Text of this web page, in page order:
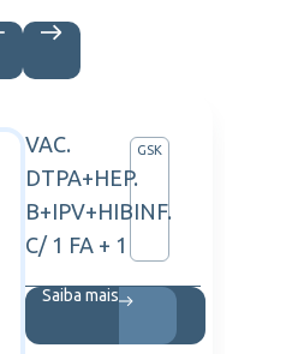
VAC.
DTPA+HEP.
B+IPV+HIBINF.
C/ 1 FA + 1
GSK
Saiba mais